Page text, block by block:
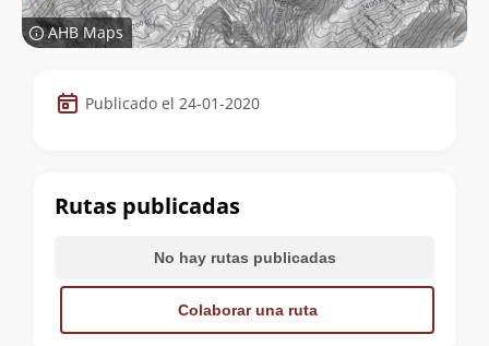
AHB Maps
Datos
de
cumbre
Publicado el 24-01-2020
Rutas publicadas
No hay rutas publicadas
Colaborar una ruta